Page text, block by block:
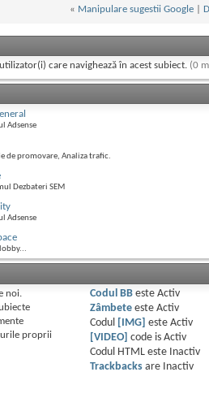
« Manipulare sugestii Google
care navighează în acest subiect. (0
Adsense
de promovare, Analiza trafic.
Dezbateri SEM
Adsense
noi.
proprii
Codul BBeste Activ
Zâmbeteeste Activ
Codul
[IMG] este Activ
[VIDEO]
code is Activ
Codul HTML este
Inactiv
Trackbacksare
Inactiv